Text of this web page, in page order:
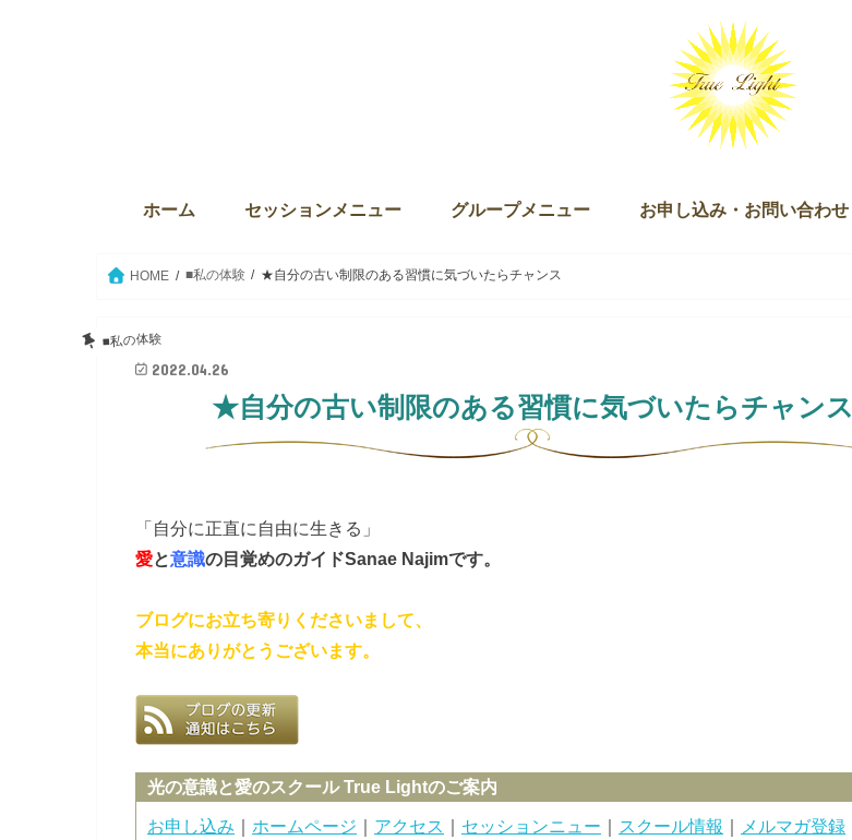
ホーム セッションメニュー グループメニュー お申し込み・お問い合わせ
HOME ■私の体験 ★自分の古い制限のある習慣に気づいたらチャンス
■私の体験
2022.04.26
★自分の古い制限のある習慣に気づいたらチャンス
「自分に正直に自由に生きる」
愛と意識の目覚めのガイドSanae Najimです。
ブログにお立ち寄りくださいまして、
本当にありがとうございます。
光の意識と愛のスクール True Lightのご案内
お申し込み ｜ ホームページ ｜ アクセス ｜ セッションニュー ｜ スクール情報 ｜ メルマガ登録